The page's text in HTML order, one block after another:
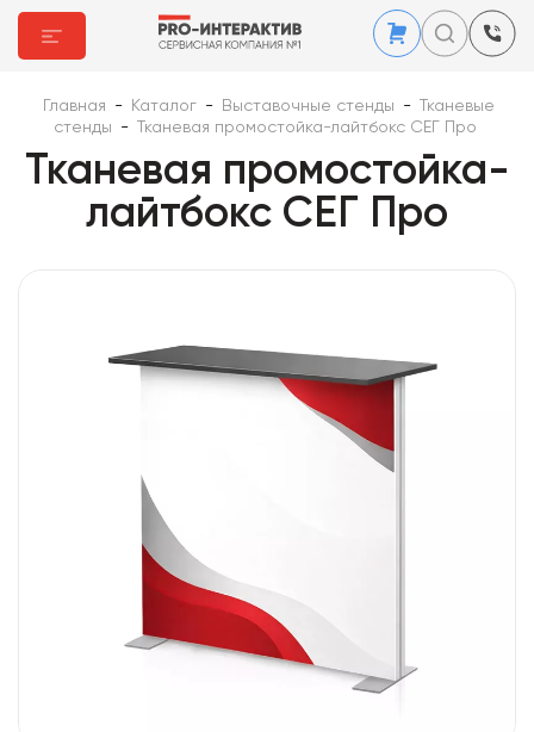
Главная - Каталог - Выставочные стенды -
Тканевые
стенды
- Тканевая промостойка-лайтбокс СЕГ Про
Тканевая промостойка-
лайтбокс СЕГ Про